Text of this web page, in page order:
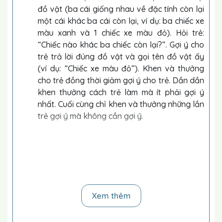
đồ vật (ba cái giống nhau về đặc tính còn lại
một cái khác ba cái còn lại, ví dụ: ba chiếc xe
màu xanh và 1 chiếc xe màu đỏ). Hỏi trẻ:
“Chiếc nào khác ba chiếc còn lại?”. Gợi ý cho
trẻ trả lời đúng đồ vật và gọi tên đồ vật ấy
(ví dụ: “Chiếc xe màu đỏ”). Khen và thưởng
cho trẻ đồng thời giảm gợi ý cho trẻ. Dần dần
khen thưởng cách trẻ làm mà ít phải gợi ý
nhất. Cuối cùng chỉ khen và thưởng những lần
trẻ gợi ý mà không cần gợi ý.
con vật). Hỏi trẻ: “Thứ nào khác ba thứ còn
lại?”. Gợi ý cho trẻ trả lời đúng đồ vật và gọi
Xem thêm